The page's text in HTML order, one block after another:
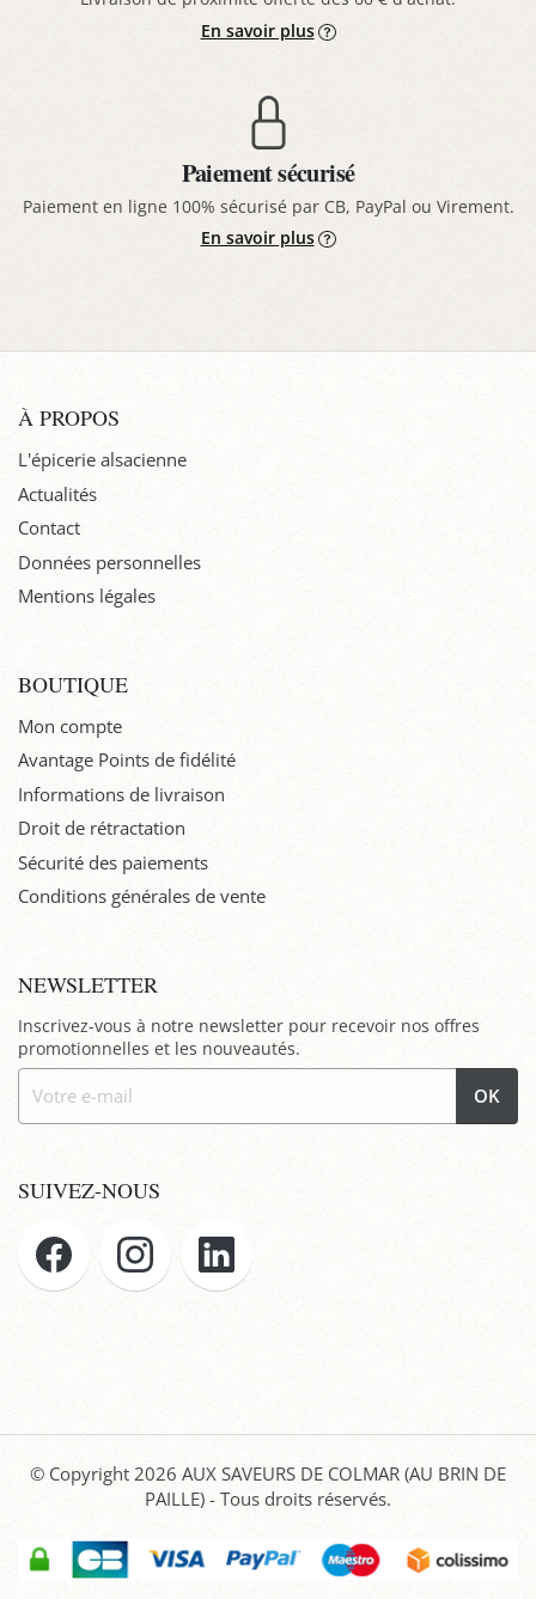
En savoir plus
Paiement sécurisé
Paiement en ligne 100% sécurisé par CB, PayPal ou Virement.
En savoir plus
À PROPOS
L'épicerie alsacienne
Actualités
Contact
Données personnelles
Mentions légales
BOUTIQUE
Mon compte
Avantage Points de fidélité
Informations de livraison
Droit de rétractation
Sécurité des paiements
Conditions générales de vente
NEWSLETTER
Inscrivez-vous à notre newsletter pour recevoir nos offres
promotionnelles et les nouveautés.
OK
SUIVEZ-NOUS
© Copyright 2026 AUX SAVEURS DE COLMAR (AU BRIN DE
PAILLE) - Tous droits réservés.